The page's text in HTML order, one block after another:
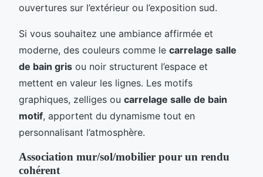
ouvertures sur l’extérieur ou l’exposition sud.
Si vous souhaitez une ambiance affirmée et
moderne, des couleurs comme le carrelage salle
de bain gris ou noir structurent l’espace et
mettent en valeur les lignes. Les motifs
graphiques, zelliges ou carrelage salle de bain
motif, apportent du dynamisme tout en
personnalisant l’atmosphère.
Association mur/sol/mobilier pour un rendu
cohérent